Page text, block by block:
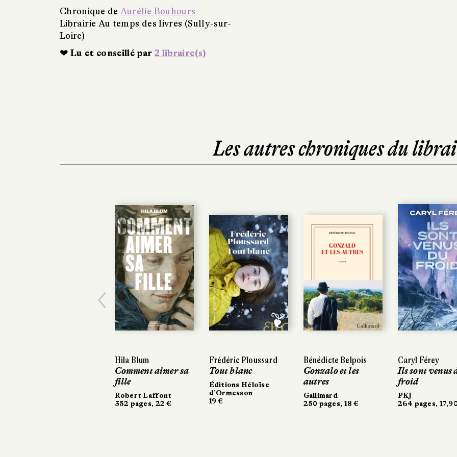
Chronique de Aurélie Bouhours
Librairie Au temps des livres (Sully-sur-
Loire)
❤ Lu et conseillé par 2 libraire(s)
Les autres chroniques du
Hila Blum
Comment aimer sa
fille
Robert Laffont
352 pages, 22 €
Frédéric Ploussard
Tout blanc
Éditions Héloïse
d’Ormesson
19 €
Bénédicte Belpois
Gonzalo et les
autres
Gallimard
250 pages, 18 €
Caryl Férey
Ils sont venus
froid
PKJ
264 pages,
Frédéric Ploussard
Tout blanc
Éditions Héloïse
d’Ormesson
19 €
Bénédicte Belpois
Gonzalo et les
autres
Gallimard
250 pages, 18 €
Caryl Férey
Ils sont venus
froid
PKJ
264 pages,
Previous